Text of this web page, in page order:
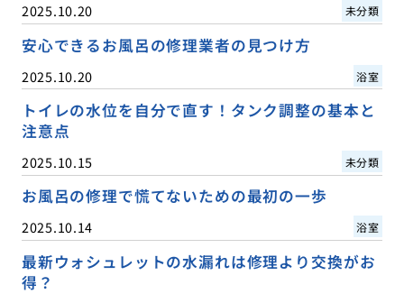
2025.10.20 未分類
安心できるお風呂の修理業者の見つけ方
2025.10.20 浴室
トイレの水位を自分で直す！タンク調整の基本と
注意点
2025.10.15 未分類
お風呂の修理で慌てないための最初の一歩
2025.10.14 浴室
最新ウォシュレットの水漏れは修理より交換がお
得？